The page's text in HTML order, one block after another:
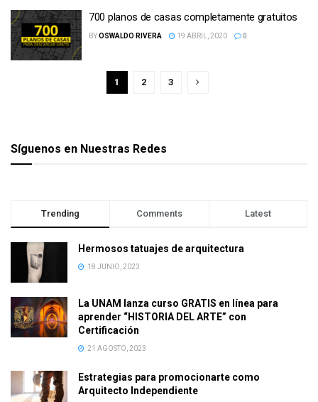
700 planos de casas completamente gratuitos
BYOSWALDO RIVERA 19 ABRIL, 2020 0
1 2 3
Síguenos en Nuestras Redes
Trending Comments Latest
Hermosos tatuajes de arquitectura
18 JUNIO, 2023
La UNAM lanza curso GRATIS en línea para
aprender “HISTORIA DEL ARTE” con
Certificación
21 AGOSTO, 2023
Estrategias para promocionarte como
Arquitecto Independiente